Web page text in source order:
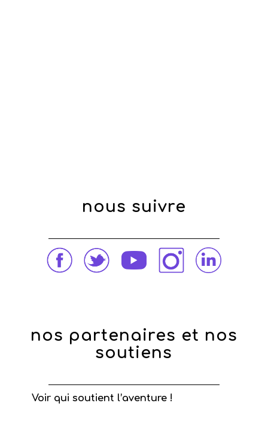
nous suivre
nos partenaires et nos
soutiens
Voir qui soutient l’aventure !